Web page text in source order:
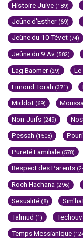
Histoire Juive (189)
Jeûne d'Esther (69)
Jeûne du 10 Tévet (74)
Jeûne du 9 Av (582)
Lag Baomer (29)
Limoud Torah (371)
Middot (69)
Non-Juifs (249)
Pessah (1508)
Pureté Familiale (578)
Respect des Parents
Roch Hachana (296)
Sexualité (8)
Talmud (1)
Temps Messianique